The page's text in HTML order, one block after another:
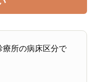
療所の病床区分で